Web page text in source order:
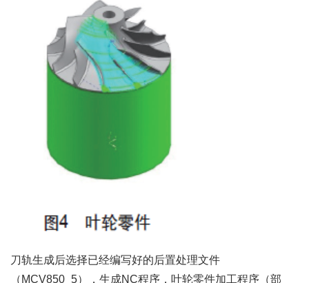
刀轨生成后选择已经编写好的后置处理文件
（MCV850_5），生成NC程序，叶轮零件加工程序（部